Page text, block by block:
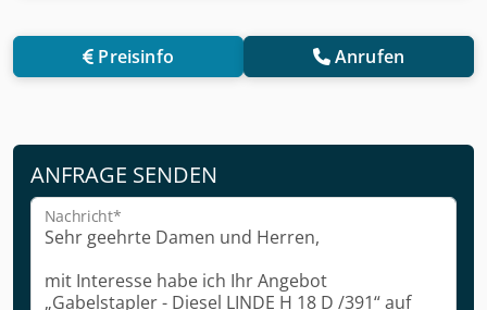
Preisinfo Anrufen
ANFRAGE SENDEN
Nachricht*